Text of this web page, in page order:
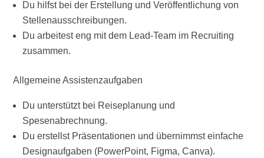
Du hilfst bei der Erstellung und Veröffentlichung von
Stellenausschreibungen.
Du arbeitest eng mit dem Lead-Team im Recruiting
zusammen.
Allgemeine Assistenzaufgaben
Du unterstützt bei Reiseplanung und
Spesenabrechnung.
Du erstellst Präsentationen und übernimmst einfache
Designaufgaben (PowerPoint, Figma, Canva).